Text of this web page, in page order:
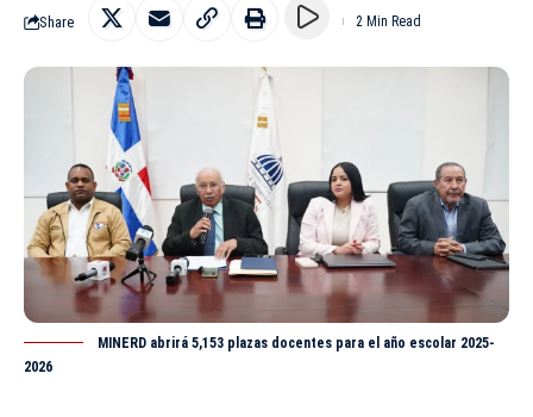
Share 2 Min Read
MINERD abrirá 5,153 plazas docentes para el año escolar 2025-
2026